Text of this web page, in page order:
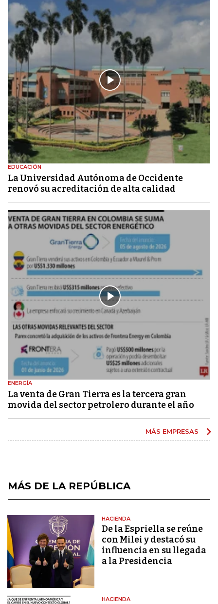
EDUCACIÓN
La Universidad Autónoma de Occidente
renovó su acreditación de alta calidad
ENERGÍA
La venta de Gran Tierra es la tercera gran
movida del sector petrolero durante el año
MÁS EMPRESAS
MÁS DE LA REPÚBLICA
HACIENDA
De la Espriella se reúne
con Milei y destacó su
influencia en su llegada
a la Presidencia
HACIENDA